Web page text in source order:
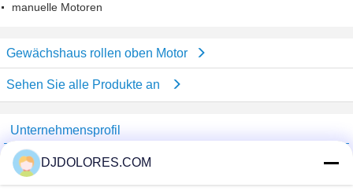
manuelle Motoren
Gewächshaus rollen oben Motor
Sehen Sie alle Produkte an
Unternehmensprofil
Shenzhen GSP Greenhouse Spare Parts Co.,Ltd
Überprüfte Lieferanten
DJDOLORES.COM